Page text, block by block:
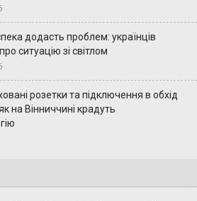
додасть проблем: українців
ситуацію зі світлом
розетки та підключення в обхід
на Вінниччині крадуть